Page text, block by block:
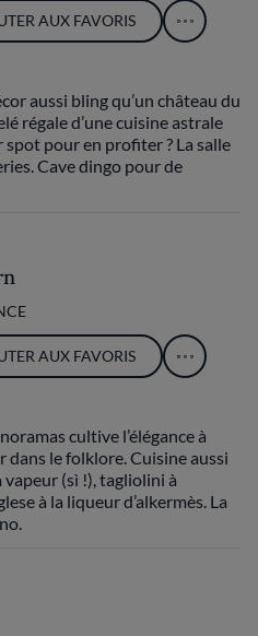
AUX FAVORIS
aussi bling qu’un château du
régale d’une cuisine astrale
spot pour en profiter ? La salle
Cave dingo pour de
AUX FAVORIS
cultive l’élégance à
dans le folklore. Cuisine aussi
vapeur (sì !), tagliolini à
à la liqueur d’alkermès. La